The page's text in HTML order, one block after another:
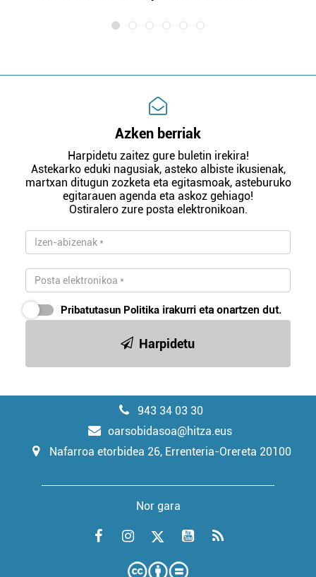
Azken berriak
Harpidetu zaitez gure buletin irekira!
Astekarko eduki nagusiak, asteko albiste ikusienak,
martxan ditugun zozketa eta egitasmoak, asteburuko
egitarauen agenda eta askoz gehiago!
Ostiralero zure posta elektronikoan.
Pribatutasun Politika irakurri eta onartzen dut.
Harpidetu
943 34 03 30
oarsobidasoa@hitza.eus
Nafarroa etorbidea 26, Errenteria-Orereta 20100
Nor gara